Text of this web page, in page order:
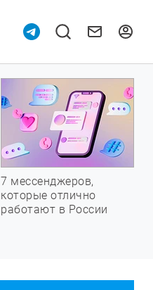
7 мессенджеров,
которые отлично
работают в России